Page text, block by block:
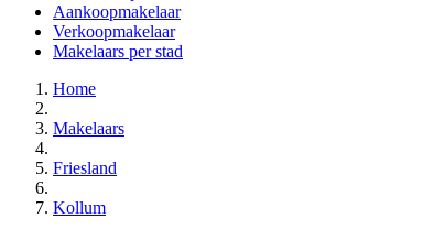
Aankoopmakelaar
Verkoopmakelaar
Makelaars per stad
Home
Makelaars
Friesland
Kollum